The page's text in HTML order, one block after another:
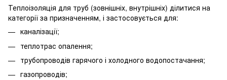
Теплоізоляція для труб (зовнішніх, внутрішніх) ділитися на
категорії за призначенням, і застосовується для:
каналізації;
теплотрас опалення;
трубопроводів гарячого і холодного водопостачання;
газопроводів;